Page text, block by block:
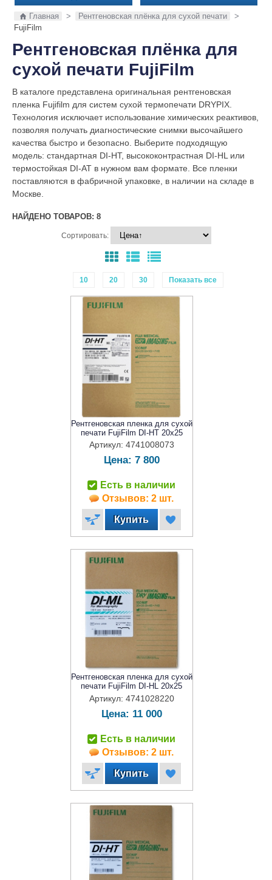
Главная > Рентгеновская плёнка для сухой печати
>
FujiFilm
Рентгеновская плёнка для
сухой печати FujiFilm
В каталоге представлена оригинальная рентгеновская
пленка Fujifilm для систем сухой термопечати DRYPIX.
Технология исключает использование химических реактивов,
позволяя получать диагностические снимки высочайшего
качества быстро и безопасно. Выберите подходящую
модель: стандартная DI-HT, высококонтрастная DI-HL или
термостойкая DI-AT в нужном вам формате. Все пленки
поставляются в фабричной упаковке, в наличии на складе в
Москве.
НАЙДЕНО ТОВАРОВ: 8
Сортировать:
10 20 30 Показать все
Рентгеновская пленка для сухой
печати FujiFilm DI-HT 20x25
Артикул: 4741008073
Цена: 7 800
Есть в наличии
Отзывов: 2 шт.
Рентгеновская пленка для сухой
печати FujiFilm DI-HL 20x25
Артикул: 4741028220
Цена: 11 000
Есть в наличии
Отзывов: 2 шт.